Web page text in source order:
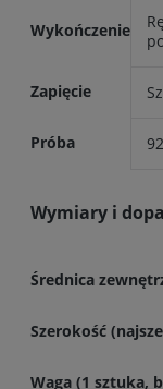
Wykończenie
Zapięcie
Próba
Wymiary i
Średnica
Szerokość
Waga (1 sztuka,